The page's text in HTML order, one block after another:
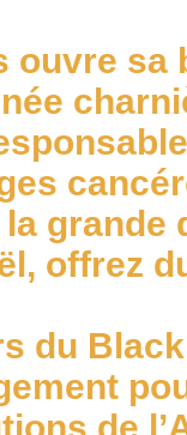
ouvre sa
grande
offrez
du